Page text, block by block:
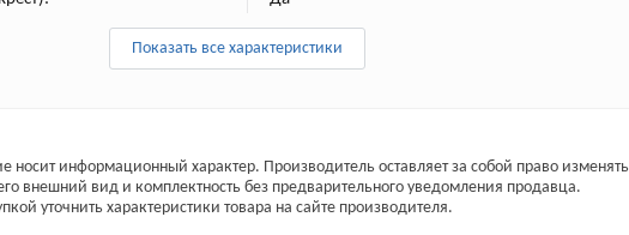
Показать все характеристики
носит информационный характер. Производитель оставляет за собой право изменять
внешний вид и комплектность без предварительного уведомления продавца.
уточнить характеристики товара на сайте производителя.